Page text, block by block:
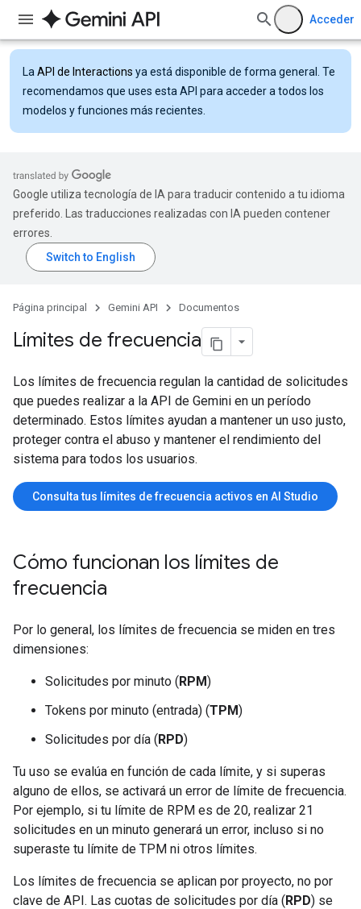
Acceder
La API de Interactions ya está disponible de forma general. Te
recomendamos que uses esta API para acceder a todos los
modelos y funciones más recientes.
Google utiliza tecnología de IA para traducir contenido a tu idioma
preferido. Las traducciones realizadas con IA pueden contener
errores.
Página principal Gemini API Documentos
Límites de frecuencia
Los límites de frecuencia regulan la cantidad de solicitudes
que puedes realizar a la API de Gemini en un período
determinado. Estos límites ayudan a mantener un uso justo,
proteger contra el abuso y mantener el rendimiento del
sistema para todos los usuarios.
Consulta tus límites de frecuencia activos en AI Studio
Cómo funcionan los límites de
frecuencia
Por lo general, los límites de frecuencia se miden en tres
dimensiones:
Solicitudes por minuto (RPM)
Tokens por minuto (entrada) (TPM)
Solicitudes por día (RPD)
Tu uso se evalúa en función de cada límite, y si superas
alguno de ellos, se activará un error de límite de frecuencia.
Por ejemplo, si tu límite de RPM es de 20, realizar 21
solicitudes en un minuto generará un error, incluso si no
superaste tu límite de TPM ni otros límites.
Los límites de frecuencia se aplican por proyecto, no por
clave de API. Las cuotas de solicitudes por día (RPD) se